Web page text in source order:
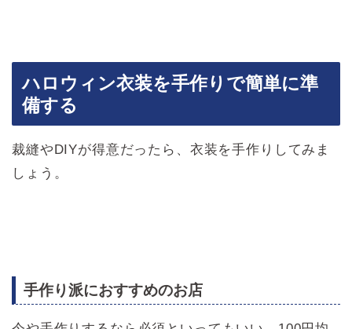
ハロウィン衣装を手作りで簡単に準
備する
裁縫やDIYが得意だったら、衣装を手作りしてみま
しょう。
手作り派におすすめのお店